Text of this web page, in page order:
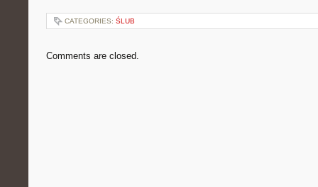
CATEGORIES: ŚLUB
Comments are closed.